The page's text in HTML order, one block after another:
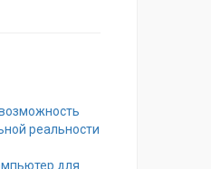
реальности
для